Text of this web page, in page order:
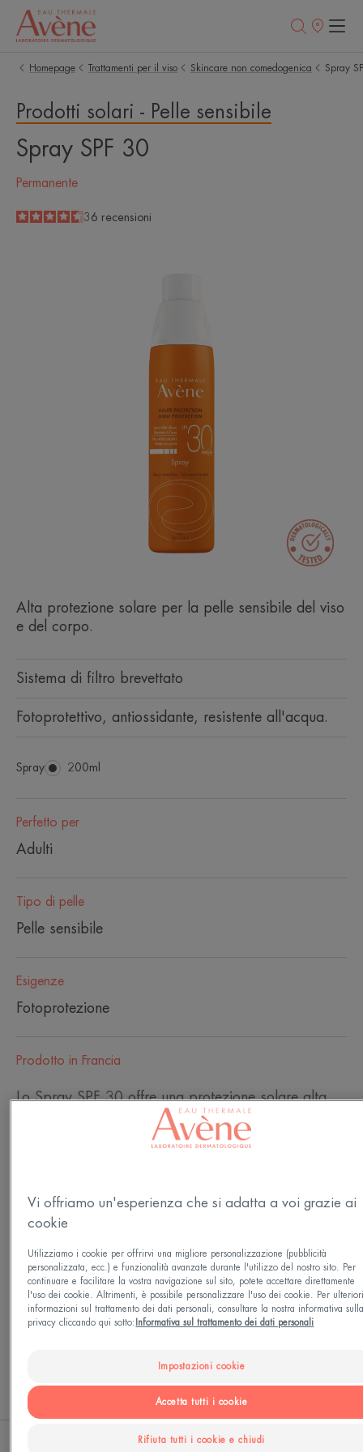
Punti
Homepage Trattamenti per il viso Skincare non comedogenica Spray
Prodotti solari - Pelle sensibile
Spray SPF 30
Permanente
4.6
/
5
36 recensioni
Alta protezione solare per la pelle sensibile del viso
e del corpo.
Sistema di filtro brevettato
Fotoprotettivo, antiossidante, resistente all'acqua.
Spray Spray
200ml
Perfetto per
Adulti
Tipo di pelle
Pelle sensibile
Esigenze
Fotoprotezione
Prodotto in Francia
Lo Spray SPF 30 offre una protezione solare alta
per la pelle sensibile del viso e del corpo, spesso
soggetta a scottature.
spray, si trova l’esclusiva protezione Sunsitive®,
sviluppata dalla Ricerca Pierre Fabre e composta
- Un sistema di filtri brevettato che contiene solo
quattro filtri solari, per una protezione UVB-UVA
molto ampia e stabile e una tollerabilità cutanea
- Provitamina E (pre-tocoferil), un antiossidante, per
proteggere le cellule dai radicali liberi.
- Acqua Termale Avène, nota per le sue proprietà
lenitive e addolcenti.
APPLICAZIONE
Vi offriamo un'esperienza che si adatta a voi grazie ai
cookie
Utilizziamo i cookie per offrirvi una migliore personalizzazione (pubblicità
personalizzata, ecc.) e funzionalità avanzate durante l'utilizzo del nostro sito. Per
continuare e facilitare la vostra navigazione sul sito, potete accettare direttamente
l'uso dei cookie. Altrimenti, è possibile personalizzare l'uso dei cookie. Per
informazioni sul trattamento dei dati personali, consultare la nostra informativa
privacy cliccando qui sotto: Informativa sul trattamento dei dati personali
Impostazioni cookie
Rifiuta tutti i cookie e chiudi
Accetta tutti i cookie